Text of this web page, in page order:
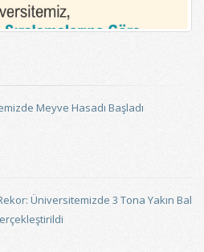
Meyve Hasadı Başladı
Rekor: Üniversitemizde 3 Tona Yakın Bal